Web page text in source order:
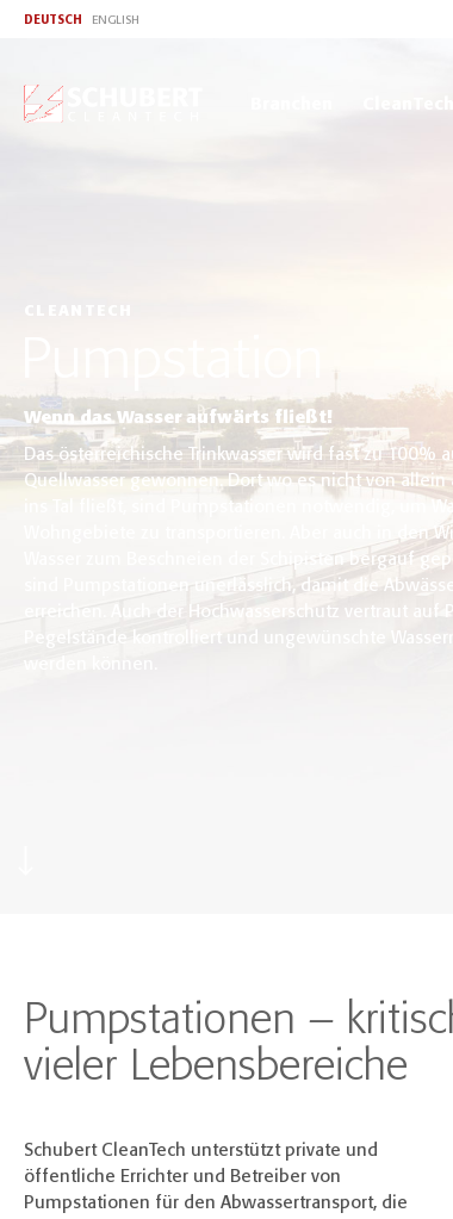
DEUTSCH ENGLISH
Pumpstation
Wenn das Wasser aufwärts fließt!
Das österreichische Trinkwasser wird fast zu 100%
Quellwasser gewonnen. Dort wo es nicht von allein
ins Tal fließt, sind Pumpstationen notwendig, um
Wohngebiete zu transportieren. Aber auch in den
Wasser zum Beschneien der Schipisten bergauf
sind Pumpstationen unerlässlich, damit die
erreichen. Auch der Hochwasserschutz vertraut
Pegelstände kontrolliert und ungewünschte
Pumpstationen –
vieler Lebensbereiche
Schubert CleanTech unterstützt private und
öffentliche Errichter und Betreiber von
Pumpstationen für den Abwassertransport, die